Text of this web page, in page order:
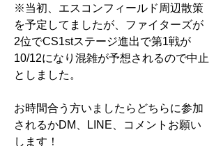
※当初、エスコンフィールド周辺散策
を予定してましたが、ファイターズが
2位でCS1stステージ進出で第1戦が
10/12になり混雑が予想されるので中止
としました。
お時間合う方いましたらどちらに参加
されるかDM、LINE、コメントお願い
します！